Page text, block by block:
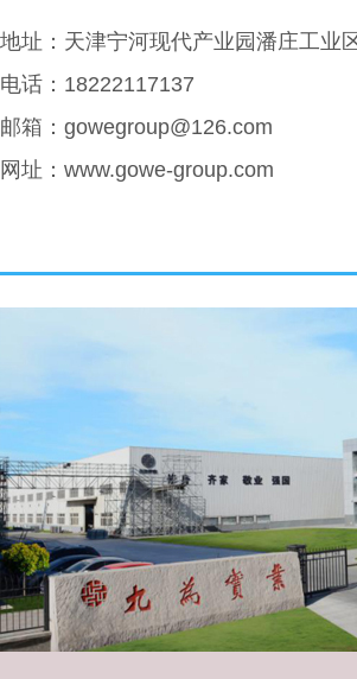
地址：天津宁河现代产业园潘庄工业
电话：18222117137
邮箱： gowegroup@126.com
网址：www.gowe-group.com